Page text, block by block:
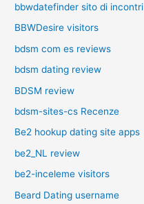
bbwdatefinder sito di incontri
BBWDesire visitors
bdsm com es reviews
bdsm dating review
BDSM review
bdsm-sites-cs Recenze
Be2 hookup dating site apps
be2_NL review
be2-inceleme visitors
Beard Dating username